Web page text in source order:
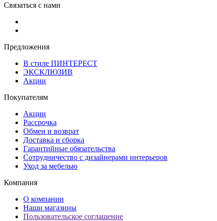
Связаться с нами
Предложения
В стиле ПИНТЕРЕСТ
ЭКСКЛЮЗИВ
Акции
Покупателям
Акции
Рассрочка
Обмен и возврат
Доставка и сборка
Гарантийные обязательства
Сотрудничество с дизайнерами интерьеров
Уход за мебелью
Компания
О компании
Наши магазины
Пользовательское соглашение